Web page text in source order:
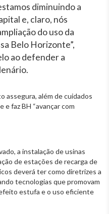
diminuindo a
e, claro, nós
do uso da
Belo Horizonte”,
ao defender a
assegura, além de cuidados
e faz BH “avançar com
a instalação de usinas
de estações de recarga de
deverá ter como diretrizes a
tecnologias que promovam
estufa e o uso eficiente